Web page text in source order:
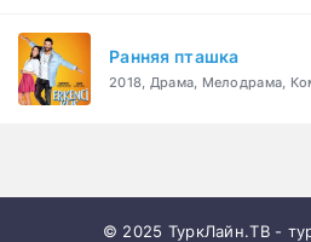
Ранняя пташка
2018, Драма, Мелодрама,
© 2025 ТуркЛайн.ТВ -